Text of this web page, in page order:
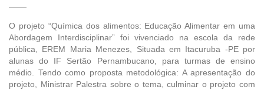
O projeto “Química dos alimentos: Educação Alimentar em uma
Abordagem Interdisciplinar” foi vivenciado na escola da rede
pública, EREM Maria Menezes, Situada em Itacuruba -PE por
alunas do IF Sertão Pernambucano, para turmas de ensino
médio. Tendo como proposta metodológica: A apresentação do
projeto, Ministrar Palestra sobre o tema, culminar o projeto com